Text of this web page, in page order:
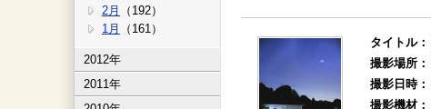
2月
（192）
1月
（161）
2012年
2011年
タイトル：
撮影場所：
撮影日時：
撮影機材：